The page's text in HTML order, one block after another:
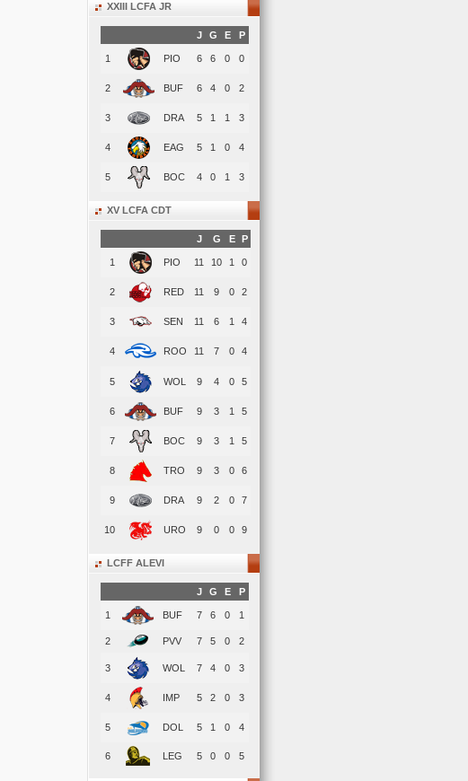
XXIII LCFA JR
J G E P
1 PIO 6 6 0 0
2 BUF 6 4 0 2
3 DRA 5 1 1 3
4 EAG 5 1 0 4
5 BOC 4 0 1 3
XV LCFA CDT
J G E P
1 PIO 11 10 1 0
2 RED 11 9 0 2
3 SEN 11 6 1 4
4 ROO 11 7 0 4
5 WOL 9 4 0 5
6 BUF 9 3 1 5
7 BOC 9 3 1 5
8 TRO 9 3 0 6
9 DRA 9 2 0 7
10 URO 9 0 0 9
LCFF ALEVI
J G E P
1 BUF 7 6 0 1
2 PVV 7 5 0 2
3 WOL 7 4 0 3
4 IMP 5 2 0 3
5 DOL 5 1 0 4
6 LEG 5 0 0 5